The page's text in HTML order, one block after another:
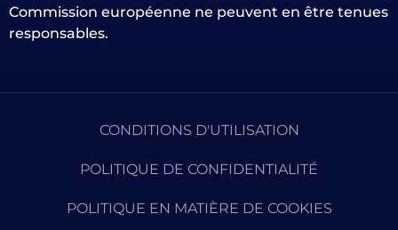
Commission européenne ne peuvent en être tenues
responsables.
CONDITIONS D'UTILISATION
POLITIQUE DE CONFIDENTIALITÉ
POLITIQUE EN MATIÈRE DE COOKIES